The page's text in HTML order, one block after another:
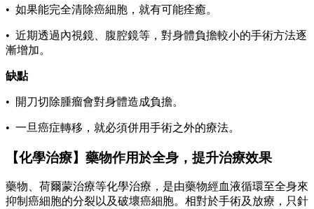
• 如果能完全清除癌細胞，就有可能痊癒。
• 近期透過內視鏡、腹腔鏡等，對身體負擔較小的手術方法逐
漸增加。
缺點
• 開刀切除腫瘤會對身體造成負擔。
• 一旦癌症轉移，就必須併用手術之外的療法。
【化學治療】藥物作用於全身，提升治療效果
藥物、荷爾蒙治療等化學治療，是由藥物經血液循環至全身來
抑制癌細胞的分裂以及破壞癌細胞。相對於手術及放療，只針